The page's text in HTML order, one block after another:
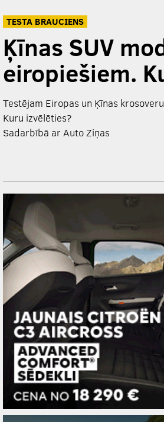
TESTA BRAUCIENS
Ķīnas SUV
eiropiešiem.
Testējam Eiropas un Ķīnas
Kuru izvēlēties?
Sadarbībā ar Auto Ziņas